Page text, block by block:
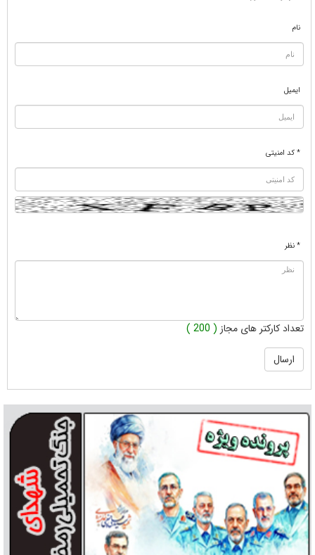
نام
ایمیل
* کد امنیتی
* نظر
تعداد کارکتر های مجاز ( 200 )